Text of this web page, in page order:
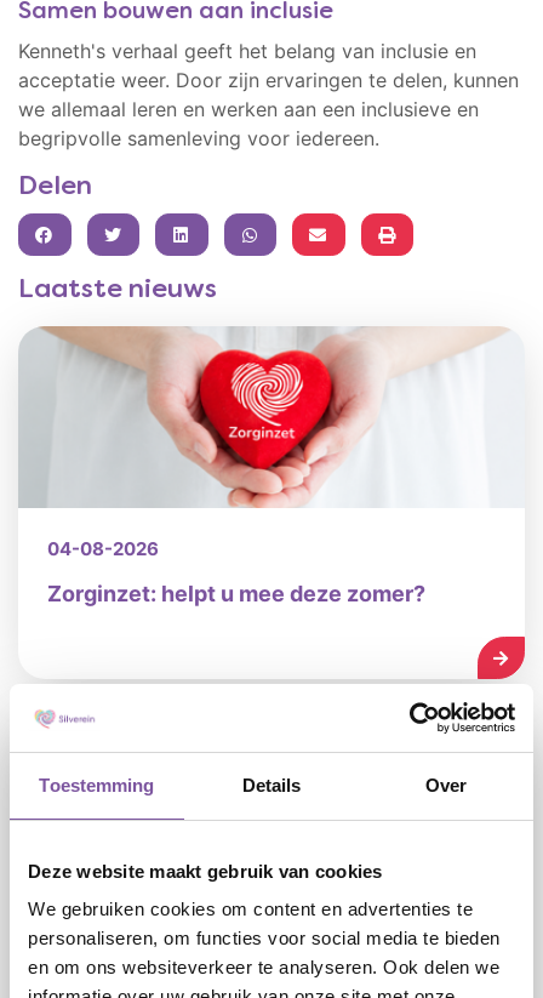
Toestemming Details Over
Deze website maakt gebruik van cookies
We gebruiken cookies om content en advertenties te
personaliseren, om functies voor social media te bieden
en om ons websiteverkeer te analyseren. Ook delen we
Samen bouwen aan inclusie
Kenneth's verhaal geeft het belang van inclusie en
acceptatie weer. Door zijn ervaringen te delen, kunnen
we allemaal leren en werken aan een inclusieve en
begripvolle samenleving voor iedereen.
Delen
FACEBOOKTWITTERLINKEDINWHATSAPP
Laatste nieuws
04-08-2026
Zorginzet: helpt u mee deze zomer?
24-07-2026
Silverein sluit zich aan bij FLAIR: flexibel